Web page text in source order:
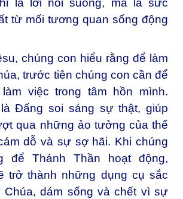
từ mối tương quan sống động
chúng con hiểu rằng để làm
trước tiên chúng con cần để
việc trong tâm hồn mình.
Đấng soi sáng sự thật, giúp
qua những ảo tưởng của thế
dỗ và sự sợ hãi. Khi chúng
để Thánh Thần hoạt động,
trở thành những dụng cụ sắc
Chúa, dám sống và chết vì sự